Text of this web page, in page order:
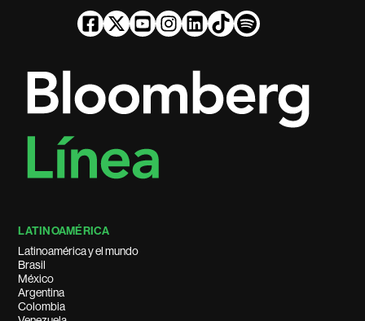
LATINOAMÉRICA
Latinoamérica y el mundo
Brasil
México
Argentina
Colombia